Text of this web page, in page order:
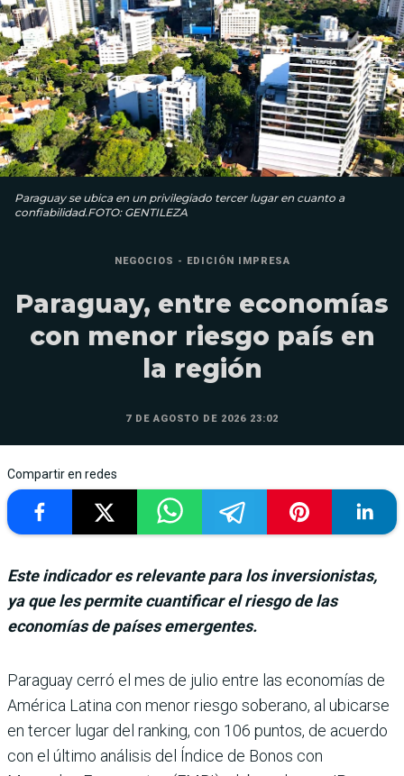
Paraguay se ubica en un privilegiado tercer lugar en cuanto a
confiabilidad.FOTO: GENTILEZA
NEGOCIOS - EDICIÓN IMPRESA
Paraguay, entre economías
con menor riesgo país en
la región
7 DE AGOSTO DE 2026 23:02
Compartir en redes
Este indicador es relevante para los inversionistas,
ya que les permite cuantificar el riesgo de las
economías de países emergentes.
Paraguay cerró el mes de julio entre las eco­nomías de
América Latina con menor riesgo soberano, al ubicarse
en ter­cer lugar del ranking, con 106 puntos, de acuerdo
con el último análisis del Índice de Bonos con